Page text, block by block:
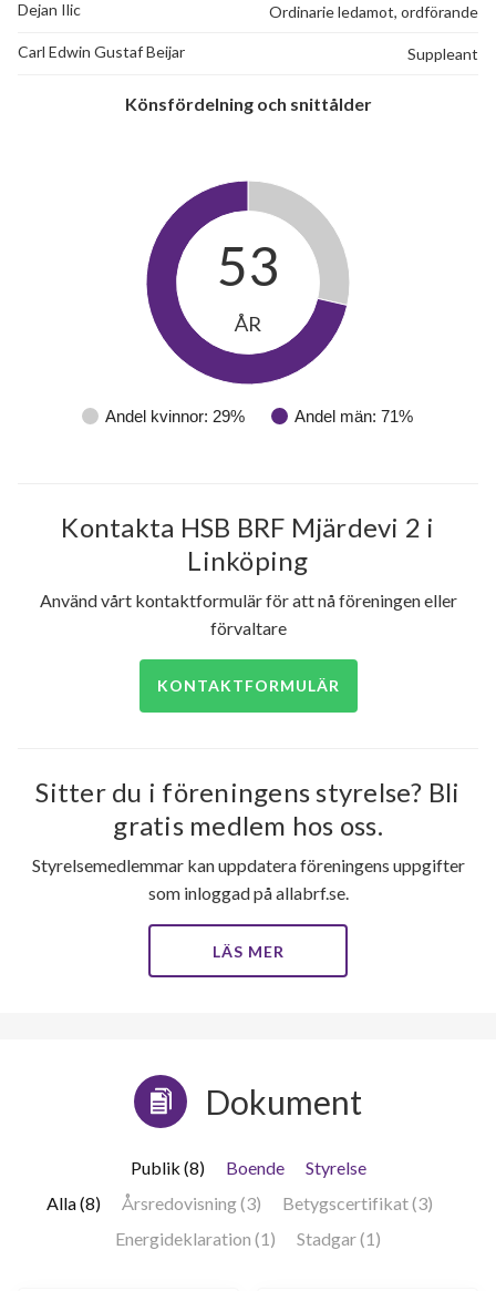
Tegskiftesgatan 103 1 2
Tegskiftesgatan 105 -
Tegskiftesgatan 107 1
Tegskiftesgatan 111
Tegskiftesgatan 113
Tegskiftesgatan 115
1
Tegskiftesgatan 119 1
Tegskiftesgatan 123 1 -
1
Tegskiftesgatan 137 1
Tegskiftesgatan 139 3
Tegskiftesgatan 141 1
Tegskiftesgatan 143 1
Dejan Ilic Ordinarie ledamot, ordförande
Carl Edwin Gustaf Beijar Suppleant
Könsfördelning och snittålder
Andel kvinnor: 29% Andel män: 71%
53
ÅR
Kontakta HSB BRF Mjärdevi 2 i
Linköping
Använd vårt kontaktformulär för att nå föreningen eller
förvaltare
KONTAKTFORMULÄR
Sitter du i föreningens styrelse? Bli
gratis medlem hos oss.
Styrelsemedlemmar kan uppdatera föreningens uppgifter
som inloggad på allabrf.se.
LÄS MER
Dokument
Publik (8) Boende
Styrelse
Alla (8)
Årsredovisning (3)
Betygscertifikat (3)
Energideklaration (1)
Stadgar (1)